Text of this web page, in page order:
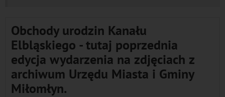
Obchody urodzin Kanału
Elbląskiego - tutaj poprzednia
edycja wydarzenia na zdjęciach z
archiwum Urzędu Miasta i Gminy
Miłomłyn.